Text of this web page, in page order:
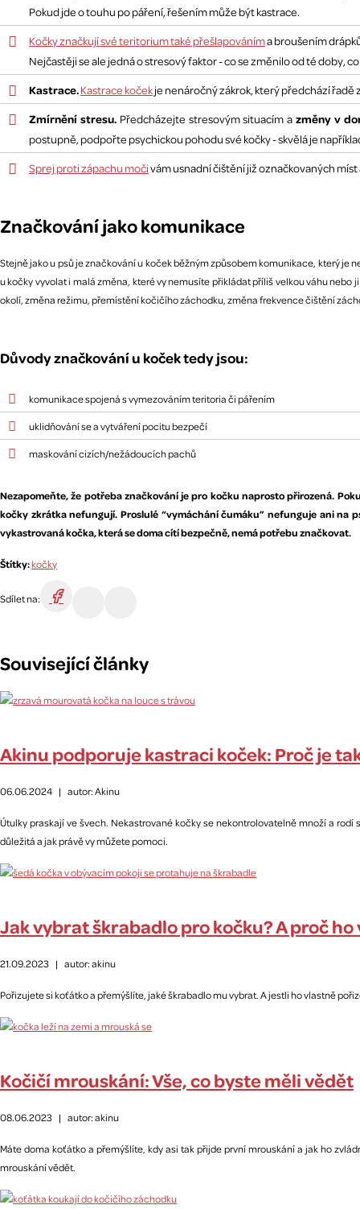
Pokud jde o touhu po páření, řešením může být kastrace.
Kočky značkují své teritorium také přešlapováníma broušením
Nejčastěji se ale jedná o stresový faktor - co se změnilo od té doby,
Kastrace.Kastrace kočekje nenáročný zákrok, který předchází
Zmírnění stresu.Předcházejte stresovým situacím azměny v
postupně, podpořte psychickou pohodu své kočky - skvělá je
Sprej proti zápachu močivám usnadní čištění již označkovaných
Značkování jako komunikace
Stejně jako u psů je značkování u koček běžným způsobem komunikace, který je
u kočky vyvolat i malá změna, které vy nemusíte přikládat příliš velkou váhu
okolí, změna režimu, přemístění kočičího záchodku, změna frekvence čištění
Důvody značkování u koček tedy jsou:
komunikace spojená s vymezováním teritoria či pářením
uklidňování se a vytváření pocitu bezpečí
maskování cizích/nežádoucích pachů
Nezapomeňte, že potřeba značkování je pro kočku naprosto přirozená.
kočky zkrátka nefungují. Proslulé “vymáchání čumáku” nefunguje ani
vykastrovaná kočka, která se doma cítí bezpečně, nemá potřebu značkovat.
Štítky:kočky
Sdílet na:
Související články
Akinu podporuje kastraci koček: Proč je
06.06.2024 | autor: Akinu
Útulky praskají ve švech. Nekastrované kočky se nekontrolovatelně množí a
důležitá a jak právě vy můžete pomoci.
Jak vybrat škrabadlo pro kočku? A proč
21.09.2023 | autor: akinu
Pořizujete si koťátko a přemýšlíte, jaké škrabadlo mu vybrat. A jestli ho vlastně
Kočičí mrouskání: Vše, co byste měli vědět
08.06.2023 | autor: akinu
Máte doma koťátko a přemýšlíte, kdy asi tak přijde první mrouskání a jak ho
mrouskání vědět.